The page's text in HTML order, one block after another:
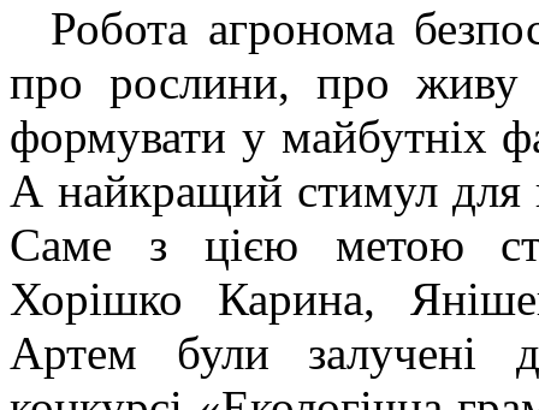
Робота агронома
про рослини, про живу
формувати у майбутніх
А найкращий стимул для
Саме з цією метою
Хорішко Карина,
Артем були залучені